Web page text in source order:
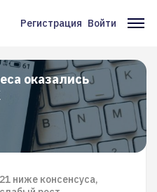
Меню
учётной
записи
пользователя
Регистрация Войти
оказались
ниже консенсуса,